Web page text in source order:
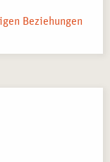
Beziehungen